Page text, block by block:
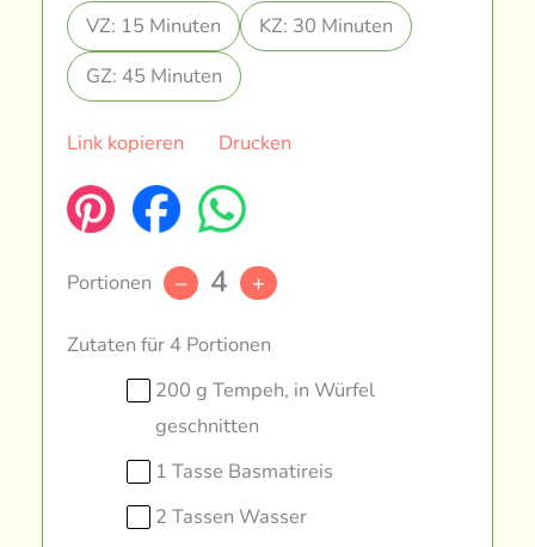
VZ: 15 Minuten
KZ: 30 Minuten
GZ: 45 Minuten
Link kopieren Drucken
Portionen – 4 +
Zutaten für 4 Portionen
200 g Tempeh, in Würfel
geschnitten
1 Tasse Basmatireis
2 Tassen Wasser